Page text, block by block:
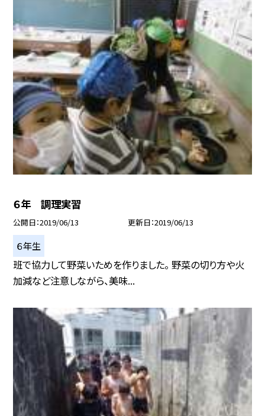
６年 調理実習
公開日 2019/06/13 更新日 2019/06/13
６年生
班で協力して野菜いためを作りました。 野菜の切り方や火
加減など注意しながら、美味...